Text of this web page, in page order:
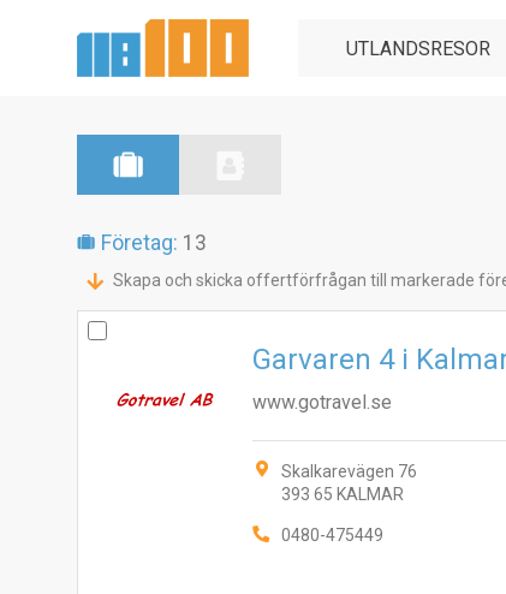
Företag: 13
Skapa och skicka offertförfrågan till markerade
Garvaren 4 i
www.gotravel.se
Skalkarevägen 76
393 65 KALMAR
0480-475449